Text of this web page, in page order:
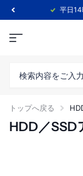
平日14時まで
トップへ戻る
HDD／SSD